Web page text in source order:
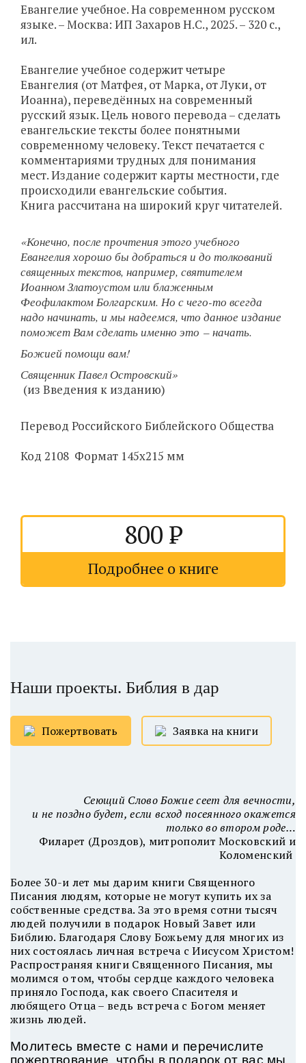
Евангелие учебное. На современном русском
языке. – Москва: ИП Захаров Н.С., 2025. – 320 с.,
ил.
Евангелие учебное содержит четыре
Евангелия (от Матфея, от Марка, от Луки, от
Иоанна), переведённых на современный
русский язык. Цель нового перевода – сделать
евангельские тексты более понятными
современному человеку. Текст печатается с
комментариями трудных для понимания
мест. Издание содержит карты местности, где
происходили евангельские события.
Книга рассчитана на широкий круг читателей.
«Конечно, после прочтения этого учебного
Евангелия хорошо бы добраться и до толкований
священных текстов, например, святителем
Иоанном Златоустом или блаженным
Феофилактом Болгарским. Но с чего-то всегда
надо начинать, и мы надеемся, что данное издание
поможет Вам сделать именно это – начать.
Божией помощи вам!
Священник Павел Островский»
(из Введения к изданию)
Перевод Российского Библейского Общества
Код 2108 Формат 145х215 мм
800
Подробнее о книге
Наши проекты. Библия в дар
Пожертвовать Заявка на книги
Сеющий Слово Божие сеет для вечности,
и не поздно будет, если всход посеянного окажется
только во втором роде…
Филарет (Дроздов), митрополит Московский и
Коломенский
Более 30-и лет мы дарим книги Священного
Писания людям, которые не могут купить их за
собственные средства. За это время сотни тысяч
людей получили в подарок Новый Завет или
Библию. Благодаря Слову Божьему для многих из
них состоялась личная встреча с Иисусом Христом!
Распространяя книги Священного Писания, мы
молимся о том, чтобы сердце каждого человека
приняло Господа, как своего Спасителя и
любящего Отца – ведь встреча с Богом меняет
жизнь людей.
Молитесь вместе с нами и перечислите
пожертвование, чтобы в подарок от вас мы